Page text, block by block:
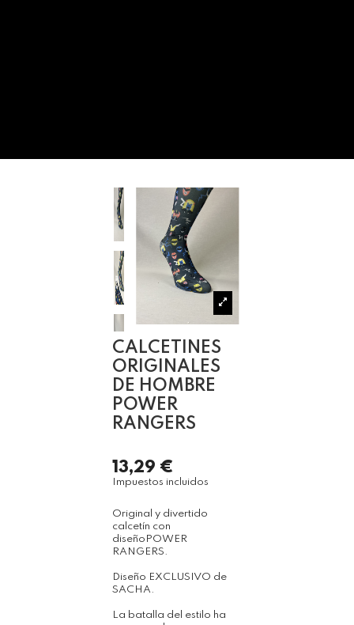
CALCETINES
ORIGINALES
DE HOMBRE
POWER
RANGERS
13,29 €
Impuestos incluidos
Original y divertido
calcetín con
diseñoPOWER
RANGERS.
Diseño EXCLUSIVO de
SACHA.
La batalla del estilo ha